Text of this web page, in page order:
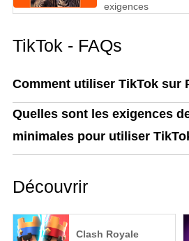
exigences
TikTok - FAQs
Comment utiliser TikTok sur
Quelles sont les exigences
minimales pour utiliser
Découvrir
Clash Royale